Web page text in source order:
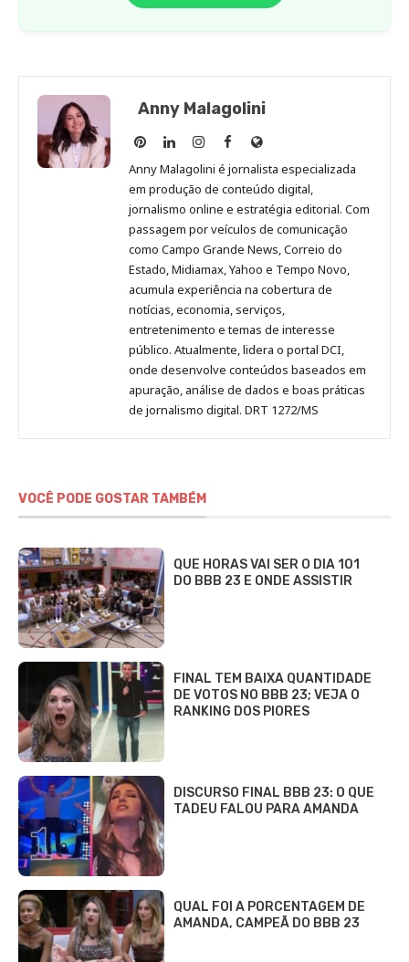
Anny Malagolini
Anny
Malagolini
no
Pinterest
Anny
Malagolini
no
LinkedIn
Anny
Malagolini
no
Instagram
Anny
Malagolini
no
Facebook
Site
de
Anny
Malagolini
Anny Malagolini é jornalista especializada
em produção de conteúdo digital,
jornalismo online e estratégia editorial. Com
passagem por veículos de comunicação
como Campo Grande News, Correio do
Estado, Midiamax, Yahoo e Tempo Novo,
acumula experiência na cobertura de
notícias, economia, serviços,
entretenimento e temas de interesse
público. Atualmente, lidera o portal DCI,
onde desenvolve conteúdos baseados em
apuração, análise de dados e boas práticas
de jornalismo digital. DRT 1272/MS
VOCÊ PODE GOSTAR TAMBÉM
QUE HORAS VAI SER O DIA 101
DO BBB 23 E ONDE ASSISTIR
FINAL TEM BAIXA QUANTIDADE
DE VOTOS NO BBB 23; VEJA O
RANKING DOS PIORES
DISCURSO FINAL BBB 23: O QUE
TADEU FALOU PARA AMANDA
QUAL FOI A PORCENTAGEM DE
AMANDA, CAMPEÃ DO BBB 23